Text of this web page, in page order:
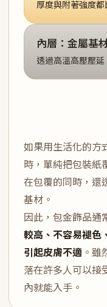
厚度與附著強度都
內層：金屬基
透過高溫高壓壓
如果用生活化的方
時，單純把包裝紙
在包覆的同時，還
基材。
因此，包金飾品通
較高、不容易褪色
引起皮膚不適 。
落在許多人可以接
內就能入手。